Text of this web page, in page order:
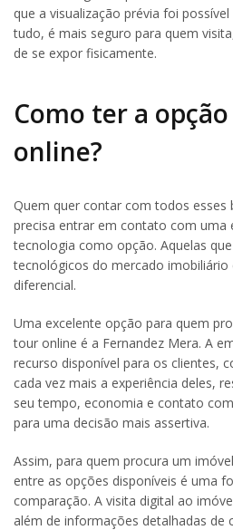
que a visualização prévia foi
tudo, é mais seguro para quem
de se expor fisicamente.
Como ter a
online?
Quem quer contar com todos esses
precisa entrar em contato com uma
tecnologia como opção. Aquelas
tecnológicos do mercado
diferencial.
Uma excelente opção para quem
tour online é a Fernandez Mera. A
recurso disponível para os clientes,
cada vez mais a experiência deles,
seu tempo, economia e contato
para uma decisão mais assertiva.
Assim, para quem procura um
entre as opções disponíveis é uma
comparação. A visita digital ao
além de informações detalhadas de